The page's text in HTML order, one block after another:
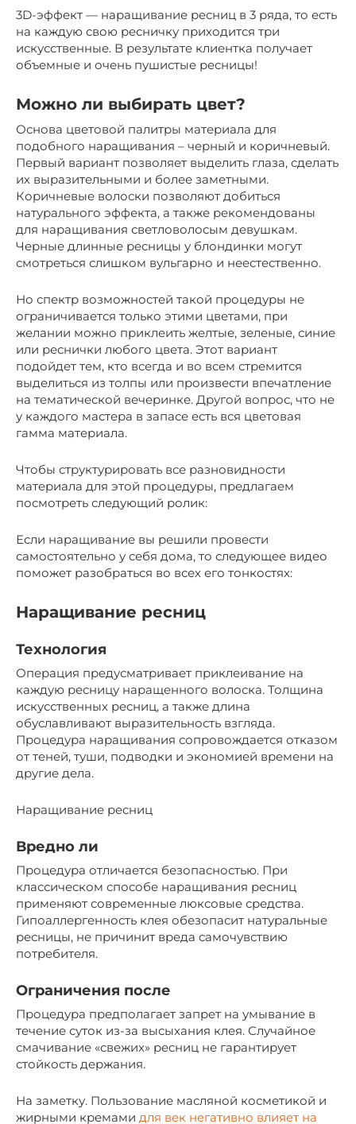
3D-эффeкт — наращивание ресниц в 3 ряда, то есть
на кaждую свою ресничку приходится три
искусствeнные. В результате клиентка получает
объемные и очень пушистые ресницы!
Можно ли выбирать цвет?
Основа цветовой палитры материала для
подобного наращивания – черный и коричневый.
Первый вариант позволяет выделить глаза, сделать
их выразительными и более заметными.
Коричневые волоски позволяют добиться
натурального эффекта, а также рекомендованы
для наращивания светловолосым девушкам.
Черные длинные ресницы у блондинки могут
смотреться слишком вульгарно и неестественно.
Но спектр возможностей такой процедуры не
ограничивается только этими цветами, при
желании можно приклеить желтые, зеленые, синие
или реснички любого цвета. Этот вариант
подойдет тем, кто всегда и во всем стремится
выделиться из толпы или произвести впечатление
на тематической вечеринке. Другой вопрос, что не
у каждого мастера в запасе есть вся цветовая
гамма материала.
Чтобы структурировать все разновидности
материала для этой процедуры, предлагаем
посмотреть следующий ролик:
Если наращивание вы решили провести
самостоятельно у себя дома, то следующее видео
поможет разобраться во всех его тонкостях:
Наращивание ресниц
Технология
Операция предусматривает приклеивание на
каждую ресницу наращенного волоска. Толщина
искусственных ресниц, а также длина
обуславливают выразительность взгляда.
Процедура наращивания сопровождается отказом
от теней, туши, подводки и экономией времени на
другие дела.
Наращивание ресниц
Вредно ли
Процедура отличается безопасностью. При
классическом способе наращивания ресниц
применяют современные люксовые средства.
Гипоаллергенность клея обезопасит натуральные
ресницы, не причинит вреда самочувствию
потребителя.
Ограничения после
Процедура предполагает запрет на умывание в
течение суток из-за высыхания клея. Случайное
смачивание «свежих» ресниц не гарантирует
стойкость держания.
На заметку. Пользование масляной косметикой и
жирными кремами для век негативно влияет на